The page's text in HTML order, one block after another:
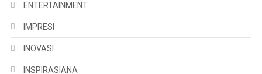
ENTERTAINMENT
IMPRESI
INOVASI
INSPIRASIANA